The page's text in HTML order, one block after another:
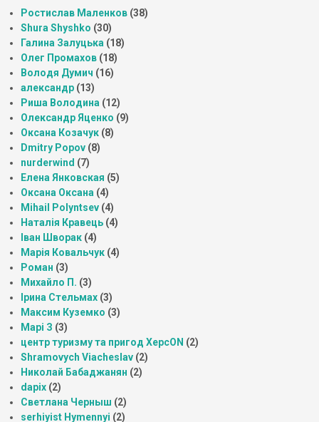
Ростислав Маленков (38)
Shura Shyshko (30)
Галина Залуцька (18)
Олег Промахов (18)
Володя Думич (16)
александр (13)
Риша Володина (12)
Олександр Яценко (9)
Оксана Козачук (8)
Dmitry Popov (8)
nurderwind (7)
Елена Янковская (5)
Оксана Оксана (4)
Mihail Polyntsev (4)
Наталія Кравець (4)
Іван Шворак (4)
Марія Ковальчук (4)
Роман (3)
Михайло П. (3)
Ірина Стельмах (3)
Максим Куземко (3)
Марі З (3)
центр туризму та пригод ХерсON (2)
Shramovych Viacheslav (2)
Николай Бабаджанян (2)
dapix (2)
Светлана Черныш (2)
serhiyist Hymennyi (2)